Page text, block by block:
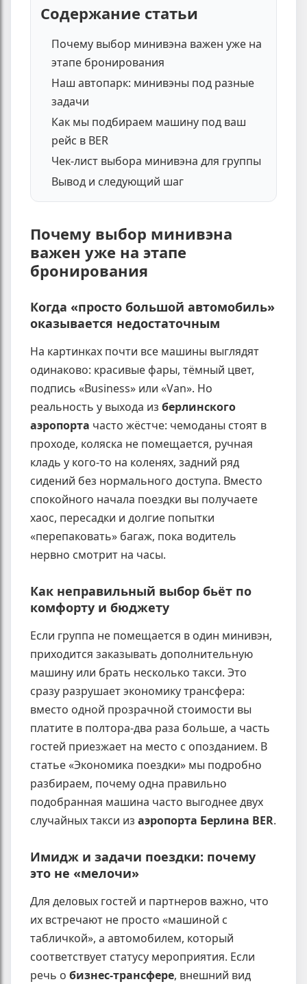
Содержание статьи
Почему выбор минивэна важен уже на
этапе бронирования
Наш автопарк: минивэны под разные
задачи
Как мы подбираем машину под ваш
рейс в BER
Чек-лист выбора минивэна для группы
Вывод и следующий шаг
Почему выбор минивэна
важен уже на этапе
бронирования
Когда «просто большой автомобиль»
оказывается недостаточным
На картинках почти все машины выглядят
одинаково: красивые фары, тёмный цвет,
подпись «Business» или «Van». Но
реальность у выхода из берлинского
аэропорта часто жёстче: чемоданы стоят в
проходе, коляска не помещается, ручная
кладь у кого-то на коленях, задний ряд
сидений без нормального доступа. Вместо
спокойного начала поездки вы получаете
хаос, пересадки и долгие попытки
«перепаковать» багаж, пока водитель
нервно смотрит на часы.
Как неправильный выбор бьёт по
комфорту и бюджету
Если группа не помещается в один минивэн,
приходится заказывать дополнительную
машину или брать несколько такси. Это
сразу разрушает экономику трансфера:
вместо одной прозрачной стоимости вы
платите в полтора-два раза больше, а часть
гостей приезжает на место с опозданием. В
статье «Экономика поездки» мы подробно
разбираем, почему одна правильно
подобранная машина часто выгоднее двух
случайных такси из аэропорта Берлина BER.
Имидж и задачи поездки: почему
это не «мелочи»
Для деловых гостей и партнеров важно, что
их встречают не просто «машиной с
табличкой», а автомобилем, который
соответствует статусу мероприятия. Если
речь о бизнес-трансфере, внешний вид